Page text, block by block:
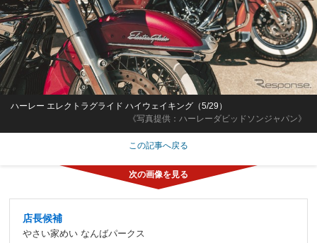
《写真提供：ハーレーダビッドソンジャパン》
ハーレー エレクトラグライド ハイウェイキング（5/29）
この記事へ戻る
店長候補
やさい家めい なんばパークス